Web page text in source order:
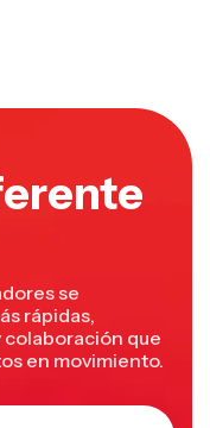
se
rápidas,
que
en movimiento.